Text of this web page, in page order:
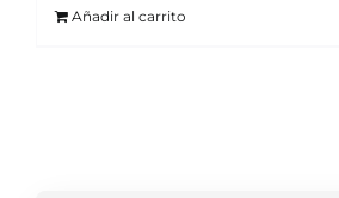
Añadir al carrito